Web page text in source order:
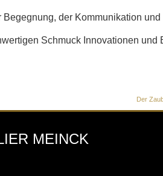
der Kommunikation
Schmuck Innovationen und
Der
MEINCK